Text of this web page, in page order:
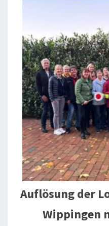
Auflösung der
Wippingen